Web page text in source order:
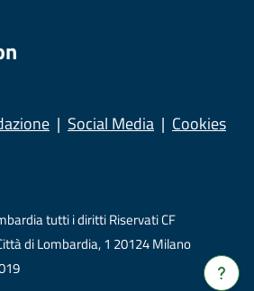
Verrà
Social Media Cookies
tutti i diritti Riservati CF
di Lombardia, 1 20124 Milano